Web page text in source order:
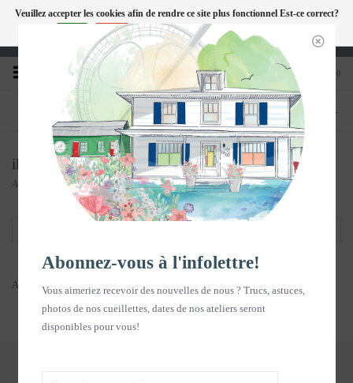
FC
Heures d'ouverture : Disponible sur Google
0
TÉLÉPHONE
418-240-6181
BOUTIQUE
1603, chemin des Coudriers, L'Isle-aux-
Coudres
illustrations
Accueil Souvenirs en images/illustrations
Aucun produit n'a été trouvé...
Veuillez accepter les cookies afin de rendre ce site plus fonctionnel Est-ce correct?
Non En savoir plus sur les témoins (cookies) »
Abonnez-vous à l'infolettre!
Vous aimeriez recevoir des nouvelles de nous ? Trucs, astuces,
photos de nos cueillettes, dates de nos ateliers seront
disponibles pour vous!